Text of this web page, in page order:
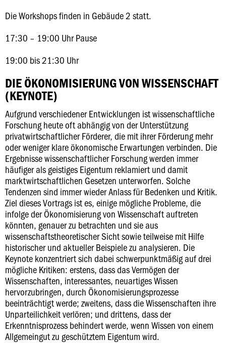
Die Workshops finden in Gebäude 2 statt.
17:30 – 19:00 Uhr Pause
19:00 bis 21:30 Uhr
DIE ÖKONOMISIERUNG VON WISSENSCHAFT
(KEYNOTE)
Aufgrund verschiedener Entwicklungen ist wissenschaftliche
Forschung heute oft abhängig von der Unterstützung
privatwirtschaftlicher Förderer, die mit ihrer Förderung mehr
oder weniger klare ökonomische Erwartungen verbinden. Die
Ergebnisse wissenschaftlicher Forschung werden immer
häufiger als geistiges Eigentum reklamiert und damit
marktwirtschaftlichen Gesetzen unterworfen. Solche
Tendenzen sind immer wieder Anlass für Bedenken und Kritik.
Ziel dieses Vortrags ist es, einige mögliche Probleme, die
infolge der Ökonomisierung von Wissenschaft auftreten
könnten, genauer zu betrachten und sie aus
wissenschaftstheoretischer Sicht sowie teilweise mit Hilfe
historischer und aktueller Beispiele zu analysieren. Die
Keynote konzentriert sich dabei schwerpunktmäßig auf drei
mögliche Kritiken: erstens, dass das Vermögen der
Wissenschaften, interessantes, neuartiges Wissen
hervorzubringen, durch Ökonomisierungsprozesse
beeinträchtigt werde; zweitens, dass die Wissenschaften ihre
Unparteilichkeit verlören; und drittens, dass der
Erkenntnisprozess behindert werde, wenn Wissen von einem
Allgemeingut zu geschütztem Eigentum wird.